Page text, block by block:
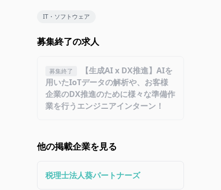
IT・ソフトウェア
募集終了の求人
募集終了
【生成AI x DX推進】AIを
用いたIoTデータの解析や、お客様
企業のDX推進のために様々な準備作
業を行うエンジニアインターン！
他の掲載企業を見る
税理士法人葵パートナーズ